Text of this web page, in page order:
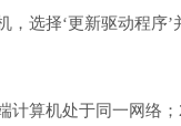
选择‘更新驱动程序’
计算机处于同一网络